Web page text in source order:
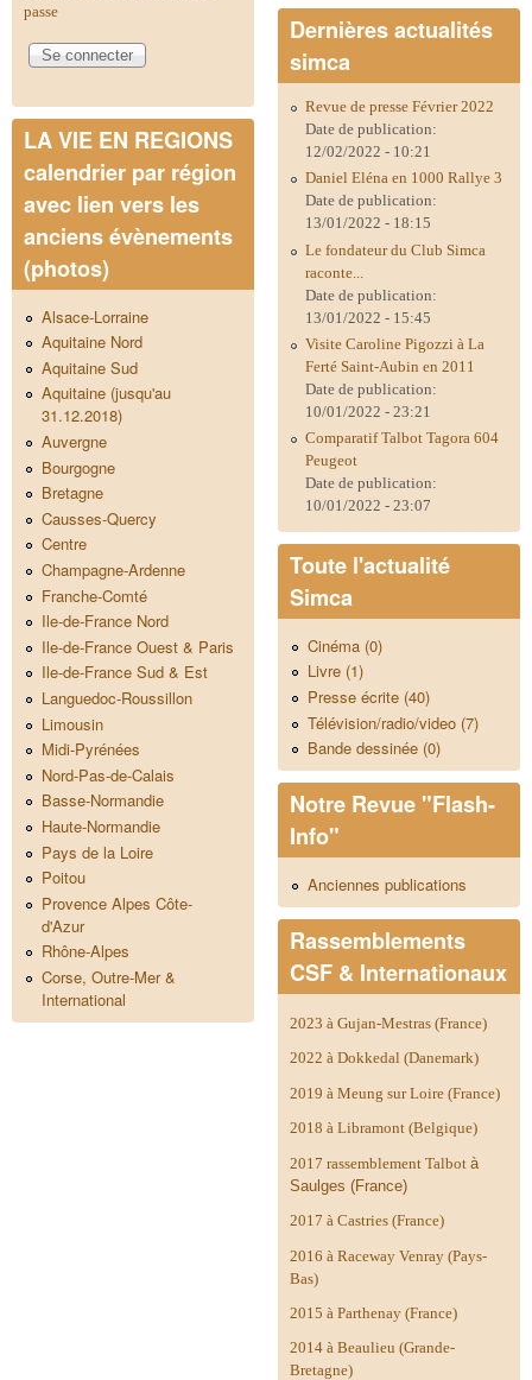
passe
LA VIE EN REGIONS
calendrier par région
avec lien vers les
anciens évènements
(photos)
Alsace-Lorraine
Aquitaine Nord
Aquitaine Sud
Aquitaine (jusqu'au
31.12.2018)
Auvergne
Bourgogne
Bretagne
Causses-Quercy
Centre
Champagne-Ardenne
Franche-Comté
Ile-de-France Nord
Ile-de-France Ouest & Paris
Ile-de-France Sud & Est
Languedoc-Roussillon
Limousin
Midi-Pyrénées
Nord-Pas-de-Calais
Basse-Normandie
Haute-Normandie
Pays de la Loire
Poitou
Provence Alpes Côte-
d'Azur
Rhône-Alpes
Corse, Outre-Mer &
International
Dernières actualités
simca
Revue de presse Février 2022
Date de publication:
12/02/2022 - 10:21
Daniel Eléna en 1000 Rallye 3
Date de publication:
13/01/2022 - 18:15
Le fondateur du Club Simca
raconte...
Date de publication:
13/01/2022 - 15:45
Visite Caroline Pigozzi à La
Ferté Saint-Aubin en 2011
Date de publication:
10/01/2022 - 23:21
Comparatif Talbot Tagora 604
Peugeot
Date de publication:
10/01/2022 - 23:07
Toute l'actualité
Simca
Cinéma (0)
Livre (1)
Presse écrite (40)
Télévision/radio/video (7)
Bande dessinée (0)
Notre Revue "Flash-
Info"
Anciennes publications
Rassemblements
CSF & Internationaux
2023 à Gujan-Mestras (France)
2022 à Dokkedal (Danemark)
2019 à Meung sur Loire (France)
2018 à Libramont (Belgique)
2017 rassemblement Talbot à
Saulges (France)
2017 à Castries (France)
2016 à Raceway Venray (Pays-
Bas)
2015 à Parthenay (France)
2014 à Beaulieu (Grande-
Bretagne)